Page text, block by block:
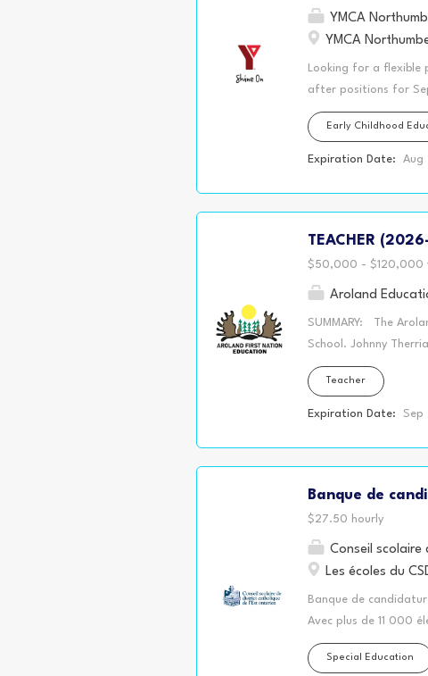
YMCA
YMCA
Looking for a
after positions for
family, or simply
may have the perfect
schools, offer
hours of personal
having time in your
Early Childhood
Expiration Date: Aug
TEACHER
$50,000 - $120,000
Aroland
SUMMARY: The
School. Johnny
First Nation is a
QUALIFICATIONS:
(BA/BED/Teacher
assessments and
and willingness to
Teacher
Expiration Date: Sep
Banque de
$27.50 hourly
Conseil scolaire
Les écoles du
Banque de
Avec plus de 11 000
district catholique de
cinq comtés de
Special Education